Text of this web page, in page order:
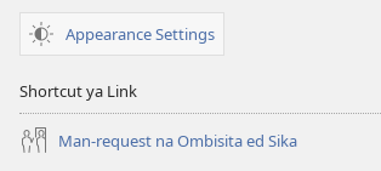
Appearance Settings
Shortcut ya Link
Man-request na Ombisita ed Sika